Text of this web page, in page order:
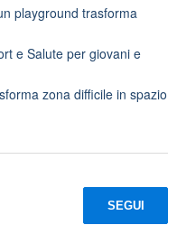
playground trasforma
e Salute per giovani e
zona difficile in spazio
SEGUI